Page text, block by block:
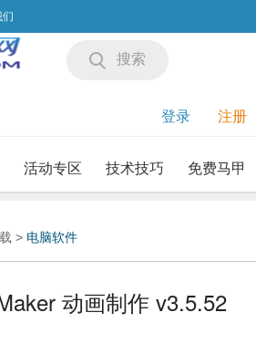
们
搜索
登录 注册
活动专区 技术技巧 免费马甲
> 电脑软件
动画制作 v3.5.52